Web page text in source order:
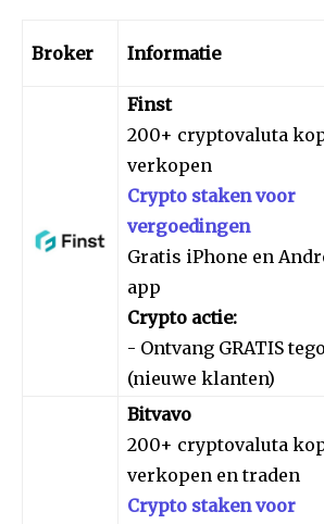
Broker Informatie
Finst
200+ cryptovaluta
verkopen
Crypto staken voor
vergoedingen
Gratis iPhone en
app
Crypto actie:
- Ontvang GRATIS
(nieuwe klanten)
Bitvavo
200+ cryptovaluta
verkopen en traden
Crypto staken voor